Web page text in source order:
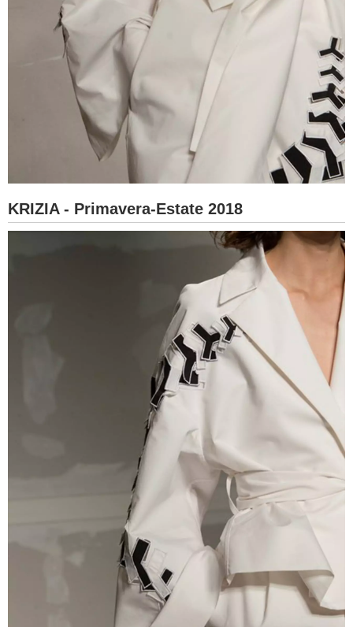
KRIZIA - Primavera-Estate 2018